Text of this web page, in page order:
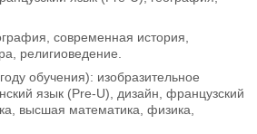
современная история,
религиоведение.
обучения): изобразительное
язык (Pre-U), дизайн, французский
высшая математика, физика,